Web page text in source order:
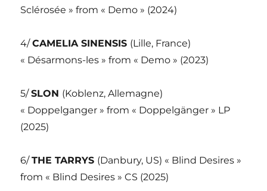
Sclérosée » from « Demo » (2024)
4/CAMELIA SINENSIS (Lille, France)
« Désarmons-les » from « Demo » (2023)
5/SLON (Koblenz, Allemagne)
« Doppelganger » from « Doppelgänger » LP
(2025)
6/THE TARRYS (Danbury, US) « Blind Desires »
from « Blind Desires » CS (2025)